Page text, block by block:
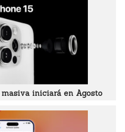
masiva iniciará en Agosto